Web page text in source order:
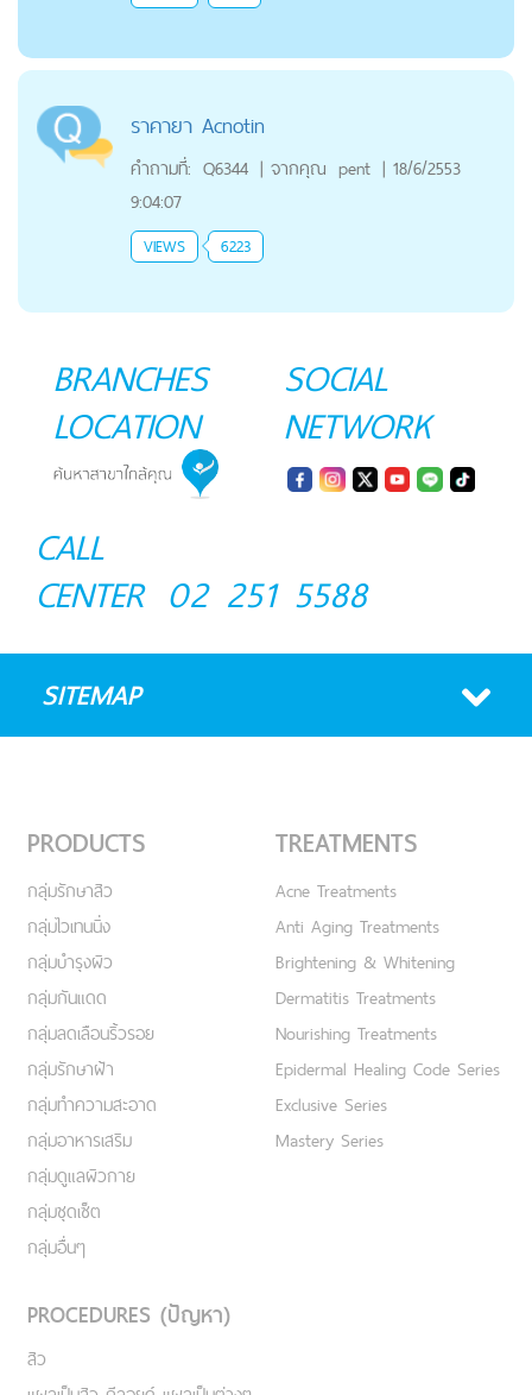
ราคายา Acnotin
คำถามที่: Q6344 | จากคุณ pent | 18/6/2553
9:04:07
VIEWS 6223
BRANCHES
LOCATION
SOCIAL
NETWORK
CALL
CENTER 02 251 5588
SITEMAP
PRODUCTS
กลุ่มรักษาสิว
กลุ่มไวเทนนิ่ง
กลุ่มบำรุงผิว
กลุ่มกันแดด
กลุ่มลดเลือนริ้วรอย
กลุ่มรักษาฝ้า
กลุ่มทำความสะอาด
กลุ่มอาหารเสริม
กลุ่มดูแลผิวกาย
กลุ่มชุดเซ็ต
กลุ่มอื่นๆ
TREATMENTS
Acne Treatments
Anti Aging Treatments
Brightening & Whitening
Dermatitis Treatments
Nourishing Treatments
Epidermal Healing Code Series
Exclusive Series
Mastery Series
PROCEDURES (ปัญหา)
สิว